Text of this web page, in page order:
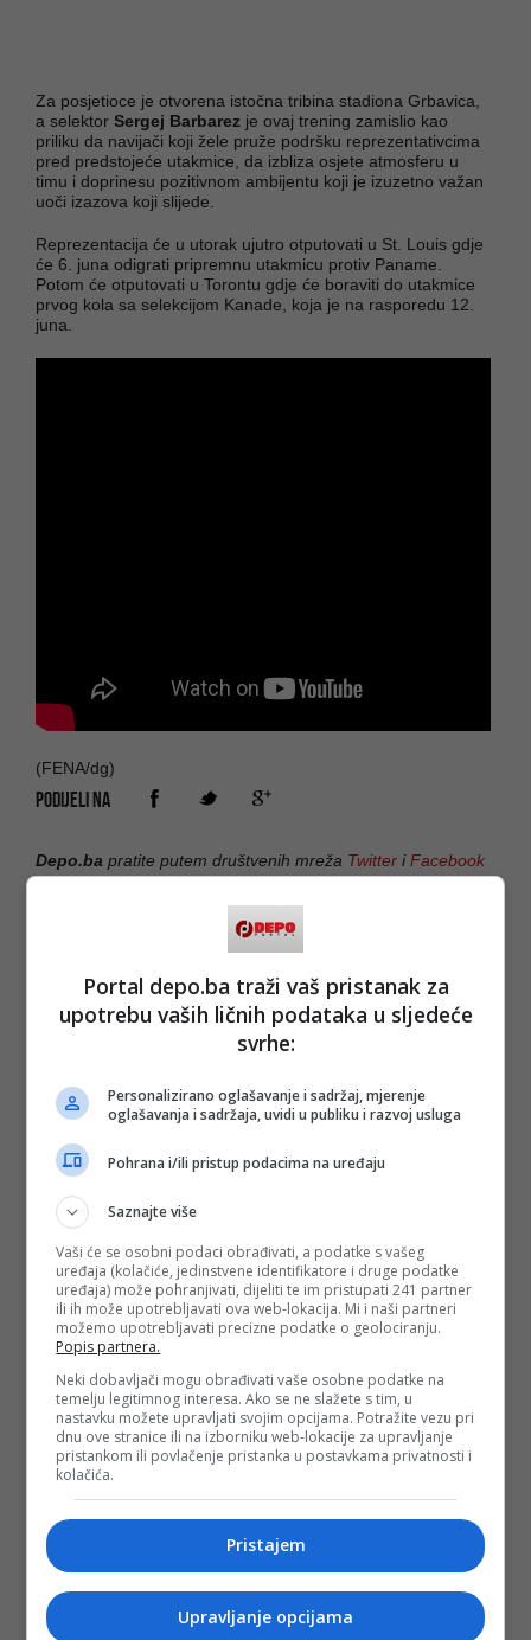
Za posjetioce je otvorena istočna tribina stadiona Grbavica,
a selektor Sergej Barbarez je ovaj trening zamislio kao
priliku da navijači koji žele pruže podršku reprezentativcima
pred predstojeće utakmice, da izbliza osjete atmosferu u
timu i doprinesu pozitivnom ambijentu koji je izuzetno važan
uoči izazova koji slijede.
Reprezentacija će u utorak ujutro otputovati u St. Louis gdje
će 6. juna odigrati pripremnu utakmicu protiv Paname.
Potom će otputovati u Torontu gdje će boraviti do utakmice
prvog kola sa selekcijom Kanade, koja je na rasporedu 12.
juna.
(FENA/dg)
PODIJELI NA
Depo.ba pratite putem društvenih mreža Twitter iFacebook
Portal depo.ba traži vaš pristanak za
upotrebu vaših ličnih podataka u sljedeće
svrhe:
Personalizirano oglašavanje i sadržaj, mjerenje
oglašavanja i sadržaja, uvidi u publiku i razvoj usluga
Pohrana i/ili pristup podacima na uređaju
Saznajte više
Vaši će se osobni podaci obrađivati, a podatke s vašeg
uređaja (kolačiće, jedinstvene identifikatore i druge podatke
uređaja) može pohranjivati, dijeliti te im pristupati 241 partner
ili ih može upotrebljavati ova web-lokacija. Mi i naši partneri
možemo upotrebljavati precizne podatke o geolociranju.
Popis partnera.
Neki dobavljači mogu obrađivati vaše osobne podatke na
temelju legitimnog interesa. Ako se ne slažete s tim, u
nastavku možete upravljati svojim opcijama. Potražite vezu pri
dnu ove stranice ili na izborniku web-lokacije za upravljanje
pristankom ili povlačenje pristanka u postavkama privatnosti i
kolačića.
Pristajem
Upravljanje opcijama